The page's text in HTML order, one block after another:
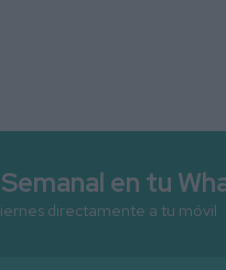
en tu
directamente a tu móvil